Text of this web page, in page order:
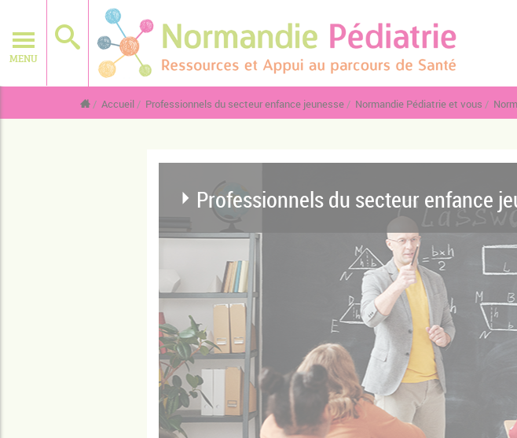
MENU
Accueil Professionnels du secteur enfance jeunesse Normandie Pédiatrie et vous
Professionnels du secteur enfance